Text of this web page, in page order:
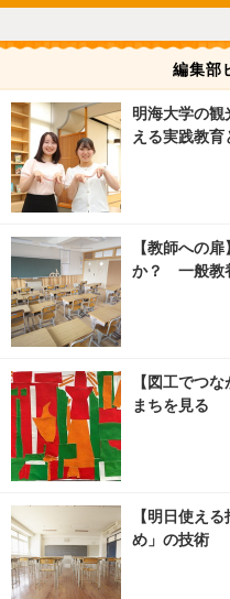
編集部
明海大学の
える実践教
【教師への
か？ 一般教
【図工でつ
まちを見る
【明日使え
め」の技術